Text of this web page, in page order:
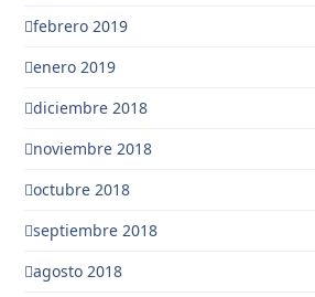
febrero 2019
enero 2019
diciembre 2018
noviembre 2018
octubre 2018
septiembre 2018
agosto 2018